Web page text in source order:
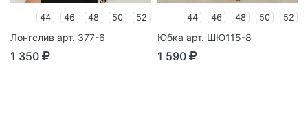
44 46 48 50 52
Лонгслив арт. 377-6
1 350
44 46 48 50 52
Юбка арт. ШЮ115-8
1 590